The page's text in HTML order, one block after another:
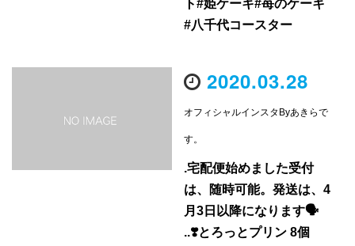
ト#姫ケーキ#苺のケーキ
#八千代コースター
2020.03.28
オフィシャルインスタByあきらで
す。
.宅配便始めました受付
は、随時可能。発送は、4
月3日以降になります🗣
..❣️とろっとプリン 8個